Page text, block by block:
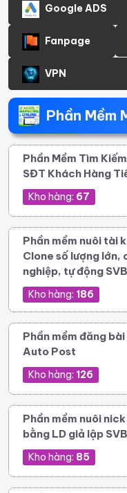
Google ADS
Fanpage
VPN
Phần Mềm
Phần Mềm Tìm
SĐT Khách Hàng
Kho hàng: 67
Phần mềm nuôi tài
Clone số lượng lớn,
nghiệp, tự động SVB
Kho hàng: 186
Phần mềm đăng
Auto Post
Kho hàng: 126
Phần mềm nuôi
bằng LD giả lập
Kho hàng: 85